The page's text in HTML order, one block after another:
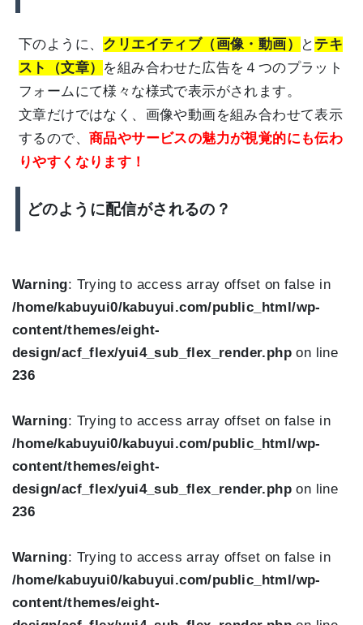
下のように、 クリエイティブ（画像・動画） と テキ
スト（文章） を組み合わせた広告を４つのプラット
フォームにて様々な様式で表示がされます。
文章だけではなく、画像や動画を組み合わせて表示
するので、 商品やサービスの魅力が視覚的にも伝わ
りやすくなります！
どのように配信がされるの？
Warning: Trying to access array offset on false in
/home/kabuyui0/kabuyui.com/public_html/wp-
content/themes/eight-
design/acf_flex/yui4_sub_flex_render.php on line
236
Warning: Trying to access array offset on false in
/home/kabuyui0/kabuyui.com/public_html/wp-
content/themes/eight-
design/acf_flex/yui4_sub_flex_render.php on line
236
Warning: Trying to access array offset on false in
/home/kabuyui0/kabuyui.com/public_html/wp-
content/themes/eight-